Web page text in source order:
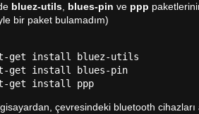
bluez-utils blues-pin ve ppp
bir paket bulamadım)
get install bluez-utils
get install blues-pin
çevresindeki bluetooth